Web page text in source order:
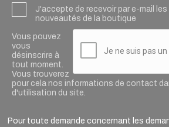
J'accepte de recevoir par e-mail
nouveautés de la boutique
Vous pouvez
vous
désinscrire à
tout moment.
Vous trouverez
pour cela nos informations de contact
d'utilisation du site.
Pour toute demande concernant les